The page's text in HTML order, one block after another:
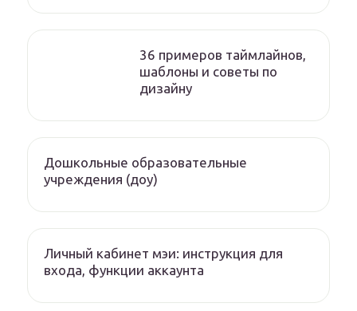
36 примеров таймлайнов,
шаблоны и советы по
дизайну
Дошкольные образовательные
учреждения (доу)
Личный кабинет мэи: инструкция для
входа, функции аккаунта